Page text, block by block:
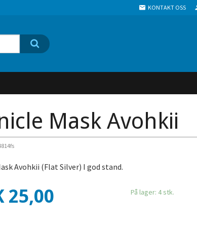
KONTAKT OSS
Mask Avohkii
Avohkii (Flat Silver) I god stand.
25,00 På lager: 4 stk.